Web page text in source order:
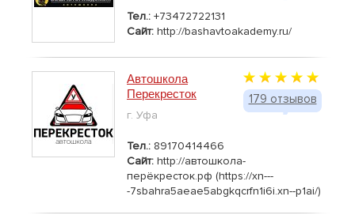
Тел.: +73472722131
Сайт: http://bashavtoakademy.ru/
179 отзывов
Автошкола
Перекресток
г. Уфа
Тел.: 89170414466
Сайт: http://автошкола-
перёкресток.рф (https://xn---
-7sbahra5aeae5abgkqcrfn1i6i.xn--p1ai/)